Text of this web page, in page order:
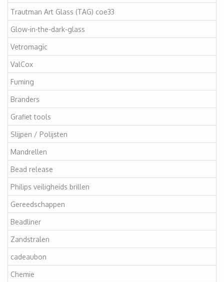
Trautman Art Glass (TAG) coe33
Glow-in-the-dark-glass
Vetromagic
ValCox
Fuming
Branders
Grafiet tools
Slijpen / Polijsten
Mandrellen
Bead release
Philips veiligheids brillen
Gereedschappen
Beadliner
Zandstralen
cadeaubon
Chemie